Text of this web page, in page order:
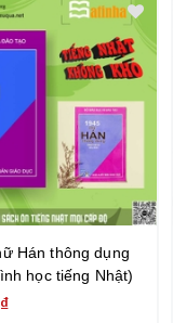
Hán thông dụng
học tiếng Nhật)